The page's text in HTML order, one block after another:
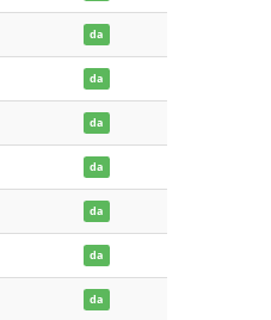
da
da
da
da
da
da
da